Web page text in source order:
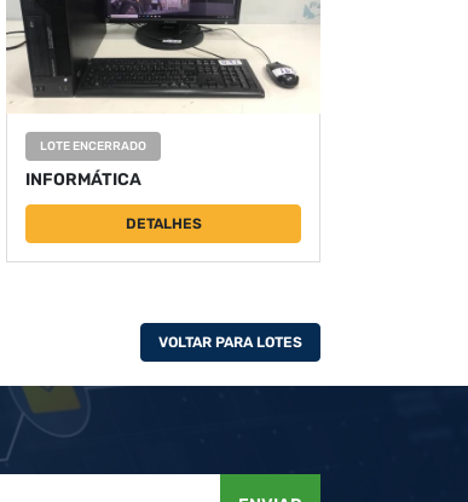
LOTE ENCERRADO
INFORMÁTICA
DETALHES
VOLTAR PARA LOTES